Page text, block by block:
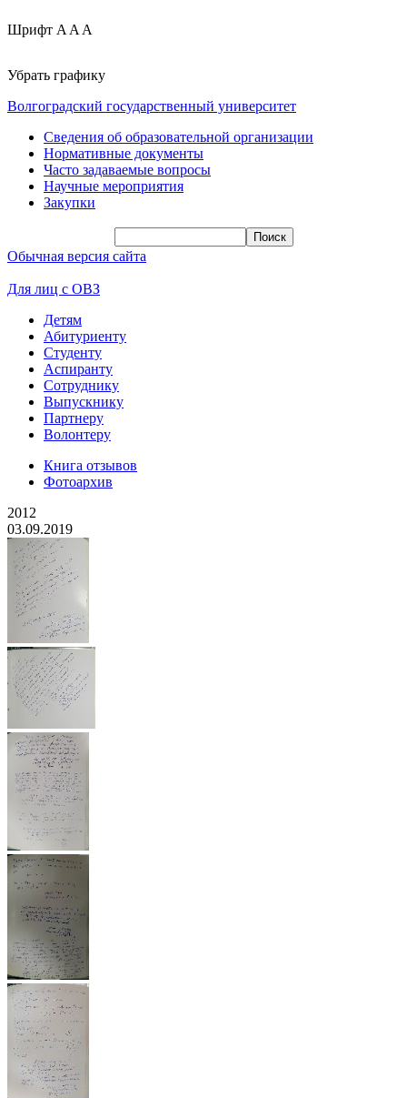
Шрифт A A A
Убрать графику
Волгоградский государственный университет
Сведения об образовательной организации
Нормативные документы
Часто задаваемые вопросы
Научные мероприятия
Закупки
Обычная версия сайта
Для лиц с ОВЗ
Детям
Абитуриенту
Студенту
Аспиранту
Сотруднику
Выпускнику
Партнеру
Волонтеру
Книга отзывов
Фотоархив
2012
03.09.2019